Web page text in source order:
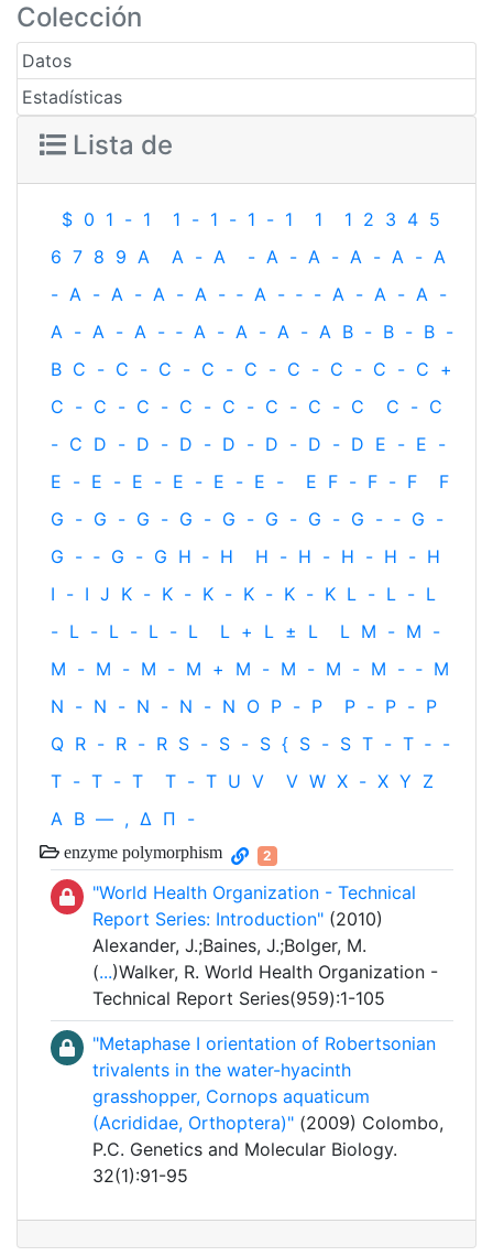
Colección
Datos
Estadísticas
Lista de
$ 0 1 - 1 1 - 1 - 1 - 1 1 1 2 3 4 5
6 7 8 9 A A - A - A - A - A - A - A
- A - A - A - A - ‐ A - ‐ - A - A - A -
A - A - A - ‐ A - A - A - A B - B - B -
B C - C - C - C - C - C - C - C - C +
C - C - C - C - C - C - C - C C - C
- C D - D - D - D - D - D - D E - E -
E - E - E - E - E - E - E F - F - F
F
G - G - G - G - G - G - G - G - ‐ G -
G - ‐ G - G H ‐ H H - H - H - H - H
I - I J K - K - K - K - K - K L - L - L
- L - L - L - L L + L ± L L M - M -
M - M - M - M + M - M - M - M - ‐ M
N - N - N - N - N O P - P P - P - P
Q R - R - R S - S - S { S - S T - T ‐ -
T - T - T T - T U V V W X - X Y Z
Α Β — , Δ Π -
enzyme polymorphism 2
"World Health Organization - Technical
Report Series: Introduction" (2010)
Alexander, J.;Baines, J.;Bolger, M.
(...)Walker, R. World Health Organization -
Technical Report Series(959):1-105
"Metaphase I orientation of Robertsonian
trivalents in the water-hyacinth
grasshopper, Cornops aquaticum
(Acrididae, Orthoptera)" (2009) Colombo,
P.C. Genetics and Molecular Biology.
32(1):91-95